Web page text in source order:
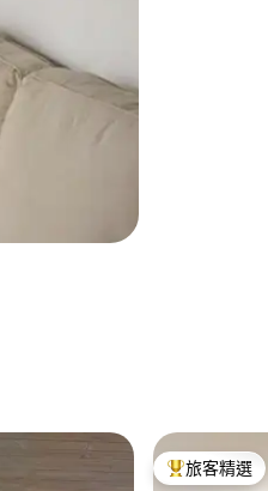
旅客精選榜首
旅客精選